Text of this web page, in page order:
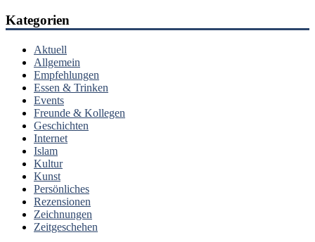
Kategorien
Aktuell
Allgemein
Empfehlungen
Essen & Trinken
Events
Freunde & Kollegen
Geschichten
Internet
Islam
Kultur
Kunst
Persönliches
Rezensionen
Zeichnungen
Zeitgeschehen